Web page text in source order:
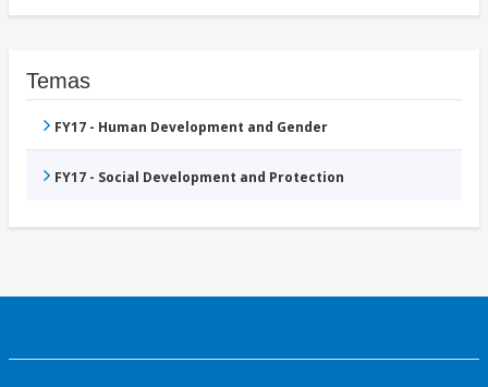
Temas
FY17 - Human Development and Gender
FY17 - Social Development and Protection